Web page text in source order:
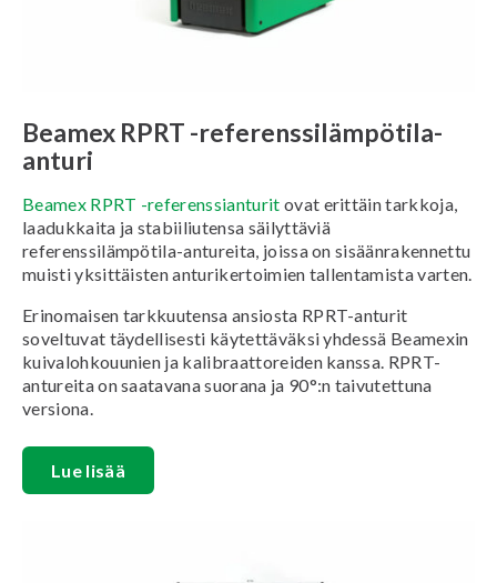
Beamex RPRT -referenssilämpötila-
anturi
Beamex RPRT -referenssianturit ovat erittäin tarkkoja,
laadukkaita ja stabiiliutensa säilyttäviä
referenssilämpötila-antureita, joissa on sisäänrakennettu
muisti yksittäisten anturikertoimien tallentamista varten.
Erinomaisen tarkkuutensa ansiosta RPRT-anturit
soveltuvat täydellisesti käytettäväksi yhdessä Beamexin
kuivalohkouunien ja kalibraattoreiden kanssa. RPRT-
antureita on saatavana suorana ja 90°:n taivutettuna
versiona.
Lue lisää